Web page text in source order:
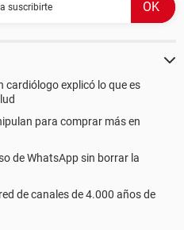
cardiólogo explicó lo que es
para comprar más en
de WhatsApp sin borrar la
de canales de 4.000 años de